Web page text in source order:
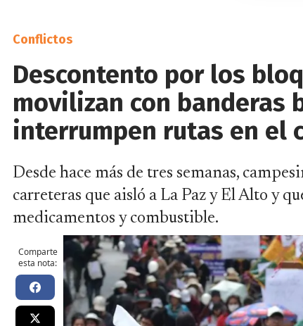
Conflictos
Descontento por los
movilizan con banderas
interrumpen rutas en el
Desde hace más de tres semanas,
carreteras que aisló a La Paz y El Alto y
medicamentos y combustible.
Comparte
esta nota: